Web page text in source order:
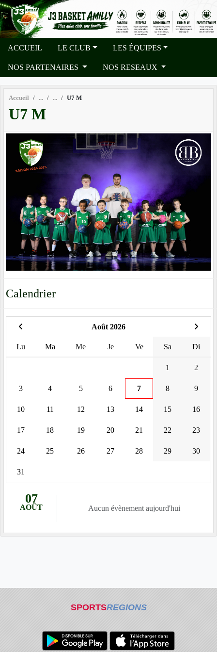
ACCUEIL LE CLUB LES ÉQUIPES
NOS PARTENAIRES NOS RESEAUX
Accueil U7 M
U7 M
Calendrier
Août 2026
Lu Ma Me Je Ve Sa Di
1 2
3 4 5 6 7 8 9
10 11 12 13 14 15 16
17 18 19 20 21 22 23
24 25 26 27 28 29 30
31
07
AOÛT Aucun évènement aujourd'hui
SPORTSREGIONS
Panneau de gestion des cookies